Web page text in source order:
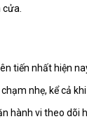
cửa.
tiến nhất hiện
nhẹ, kể cả
hành vi theo dõi